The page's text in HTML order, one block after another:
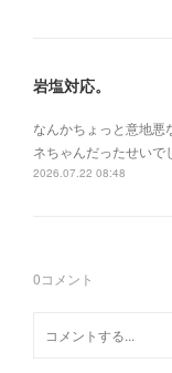
岩塩対応。
なんかちょっと意地悪
ネちゃんだったせいで
2026.07.22 08:48
0コメント